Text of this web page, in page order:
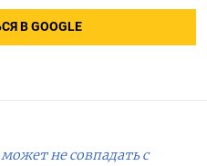
В GOOGLE
не совпадать с